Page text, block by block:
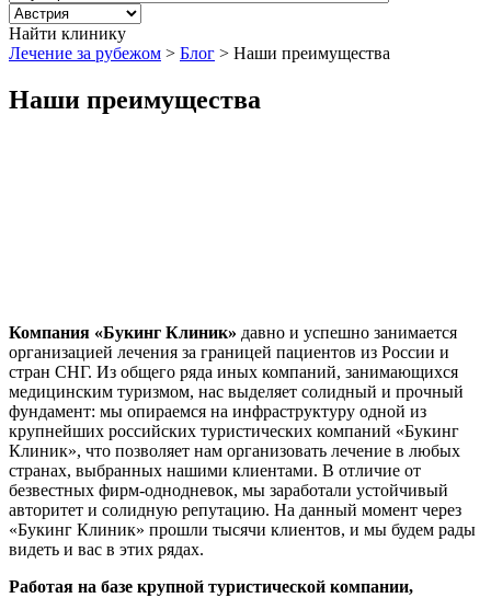
Найти клинику
Лечение за рубежом > Блог > Наши преимущества
Наши преимущества
Компания «Букинг Клиник» давно и успешно занимается
организацией лечения за границей пациентов из России и
стран СНГ. Из общего ряда иных компаний, занимающихся
медицинским туризмом, нас выделяет солидный и прочный
фундамент: мы опираемся на инфраструктуру одной из
крупнейших российских туристических компаний «Букинг
Клиник», что позволяет нам организовать лечение в любых
странах, выбранных нашими клиентами. В отличие от
безвестных фирм-однодневок, мы заработали устойчивый
авторитет и солидную репутацию. На данный момент через
«Букинг Клиник» прошли тысячи клиентов, и мы будем рады
видеть и вас в этих рядах.
Работая на базе крупной туристической компании,